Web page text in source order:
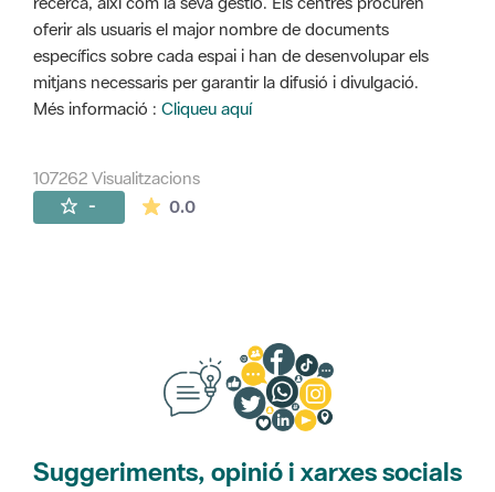
oferir als usuaris el major nombre de documents
específics sobre cada espai i han de desenvolupar els
mitjans necessaris per garantir la difusió i divulgació.
Més informació : Cliqueu aquí
107262 Visualitzacions
- 0.0La mitjana de les valoracions és de 0
Suggeriments, opinió i xarxes socials